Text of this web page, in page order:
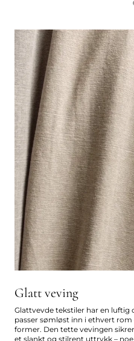
Glatt veving
Glattvevde tekstiler har en luftig
passer sømløst inn i ethvert
former. Den tette vevingen
et slankt og stilrent uttrykk –